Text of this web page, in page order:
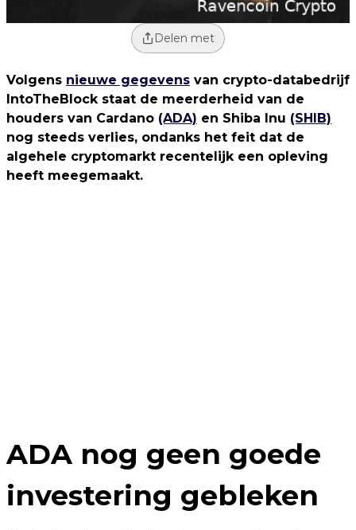
Delen met
Volgens nieuwe gegevens van crypto-databedrijf
IntoTheBlock staat de meerderheid van de
houders van Cardano (ADA) en Shiba Inu (SHIB)
nog steeds verlies, ondanks het feit dat de
algehele cryptomarkt recentelijk een opleving
heeft meegemaakt.
ADA nog geen goede
investering gebleken